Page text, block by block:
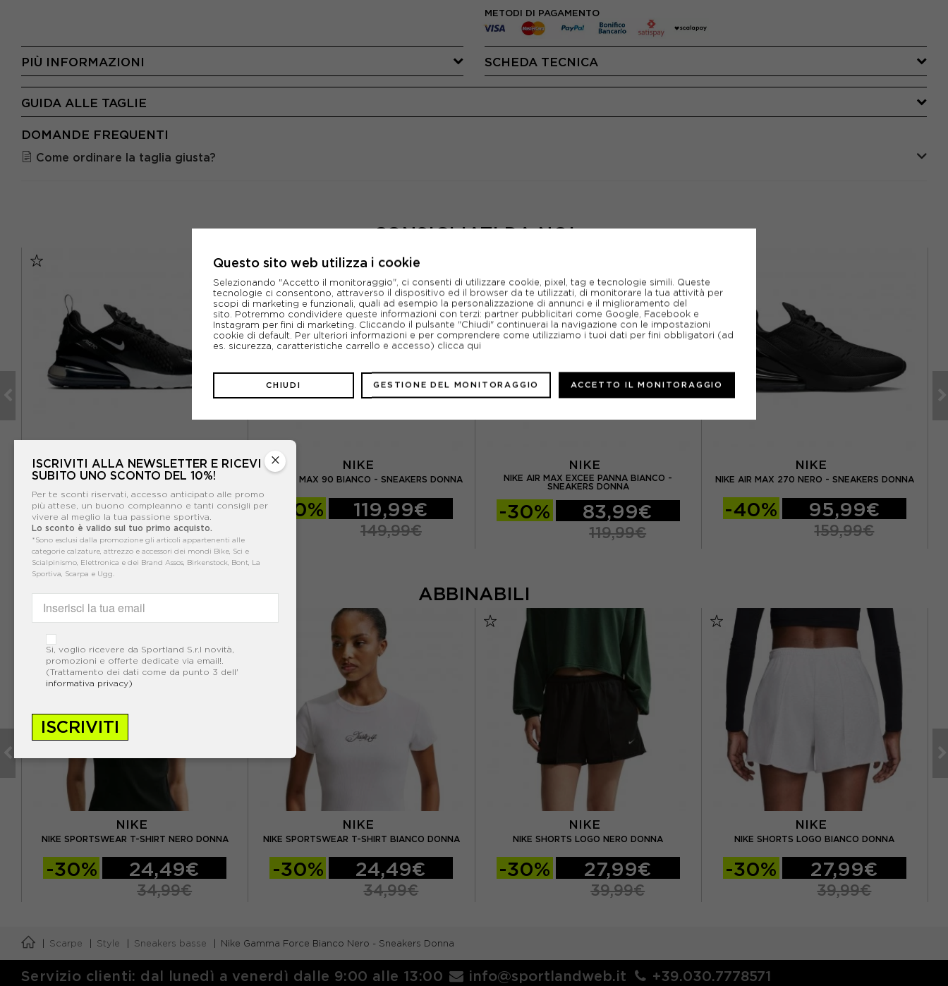
METODI DI PAGAMENTO
PIÙ INFORMAZIONI SCHEDA TECNICA
GUIDA ALLE TAGLIE
DOMANDE FREQUENTI
Come ordinare la taglia giusta?
CONSIGLIATI DA NOI
NIKE
NIKE SNEAKERS AIR MAX 270 NERO BIANCO
-40% 95,99€
159,99€
NIKE
NIKE AIR MAX 90 BIANCO - SNEAKERS DONNA
-20% 119,99€
149,99€
NIKE
NIKE AIR MAX EXCEE PANNA BIANCO -
SNEAKERS DONNA
-30% 83,99€
119,99€
NIKE
NIKE AIR MAX 270 NERO - SNEAKERS DONNA
-40% 95,99€
159,99€
ABBINABILI
NIKE
NIKE SPORTSWEAR T-SHIRT NERO DONNA
-30% 24,49€
34,99€
NIKE
NIKE SPORTSWEAR T-SHIRT BIANCO DONNA
-30% 24,49€
34,99€
NIKE
NIKE SHORTS LOGO NERO DONNA
-30% 27,99€
39,99€
NIKE
NIKE SHORTS LOGO BIANCO DONNA
-30% 27,99€
39,99€
Scarpe Style Sneakers basse Nike Gamma Force Bianco Nero - Sneakers Donna
×
ISCRIVITI ALLA NEWSLETTER E RICEVI
SUBITO UNO SCONTO DEL 10%!
Per te sconti riservati, accesso anticipato alle promo
più attese, un buono compleanno e tanti consigli per
vivere al meglio la tua passione sportiva.
Lo sconto è valido sul tuo primo acquisto.
*Sono esclusi dalla promozione gli articoli appartenenti alle
categorie calzature, attrezzo e accessori dei mondi Bike, Sci e
Scialpinismo, Elettronica e dei Brand Assos, Birkenstock, Bont, La
Sportiva, Scarpa e Ugg.
Si, voglio ricevere da Sportland S.r.l novità,
promozioni e offerte dedicate via email!.
(Trattamento dei dati come da punto 3 dell'
informativa privacy)
ISCRIVITI
Servizio clienti: dal lunedì a venerdì dalle 9:00 alle 13:00 info@sportlandweb.it +39.030.7778571
Questo sito web utilizza i cookie
Selezionando "Accetto il monitoraggio", ci consenti di utilizzare cookie, pixel, tag e tecnologie simili. Queste
tecnologie ci consentono, attraverso il dispositivo ed il browser da te utilizzati, di monitorare la tua attività per
scopi di marketing e funzionali, quali ad esempio la personalizzazione di annunci e il miglioramento del
sito. Potremmo condividere queste informazioni con terzi: partner pubblicitari come Google, Facebook e
Instagram per fini di marketing. Cliccando il pulsante "Chiudi" continuerai la navigazione con le impostazioni
cookie di default. Per ulteriori informazioni e per comprendere come utilizziamo i tuoi dati per fini obbligatori (ad
es. sicurezza, caratteristiche carrello e accesso) clicca qui
CHIUDI GESTIONE DEL MONITORAGGIO ACCETTO IL MONITORAGGIO